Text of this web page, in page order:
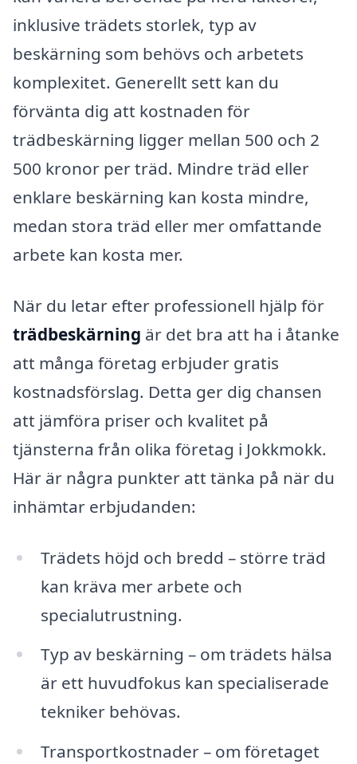
inklusive trädets storlek, typ av
beskärning som behövs och arbetets
komplexitet. Generellt sett kan du
förvänta dig att kostnaden för
trädbeskärning ligger mellan 500 och 2
500 kronor per träd. Mindre träd eller
enklare beskärning kan kosta mindre,
medan stora träd eller mer omfattande
arbete kan kosta mer.
När du letar efter professionell hjälp för
trädbeskärning är det bra att ha i åtanke
att många företag erbjuder gratis
kostnadsförslag. Detta ger dig chansen
att jämföra priser och kvalitet på
tjänsterna från olika företag i Jokkmokk.
Här är några punkter att tänka på när du
inhämtar erbjudanden:
Trädets höjd och bredd – större träd
kan kräva mer arbete och
specialutrustning.
Typ av beskärning – om trädets hälsa
är ett huvudfokus kan specialiserade
tekniker behövas.
Transportkostnader – om företaget